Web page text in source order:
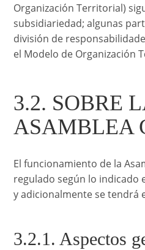
Organización Territorial)
subsidiariedad; algunas
división de
el Modelo de Organización
3.2. SOBRE
ASAMBLEA
El funcionamiento de la
regulado según lo indicado
y adicionalmente se tendrá
3.2.1. Aspectos